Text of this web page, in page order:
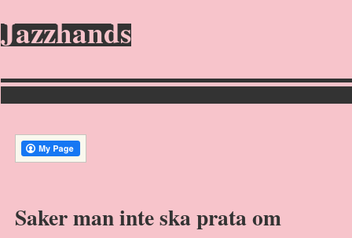
Jazzhands
Saker man inte ska prata om